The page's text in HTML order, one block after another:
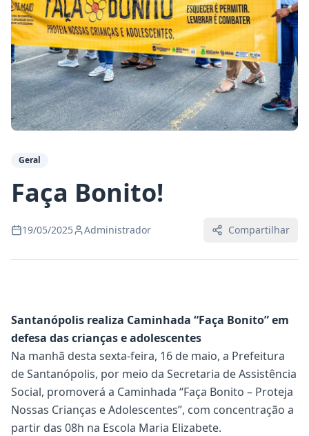
Geral
Faça Bonito!
19/05/2025 Administrador Compartilhar
Santanópolis realiza Caminhada “Faça Bonito” em
defesa das crianças e adolescentes
Na manhã desta sexta-feira, 16 de maio, a Prefeitura
de Santanópolis, por meio da Secretaria de Assistência
Social, promoverá a Caminhada “Faça Bonito – Proteja
Nossas Crianças e Adolescentes”, com concentração a
partir das 08h na Escola Maria Elizabete.